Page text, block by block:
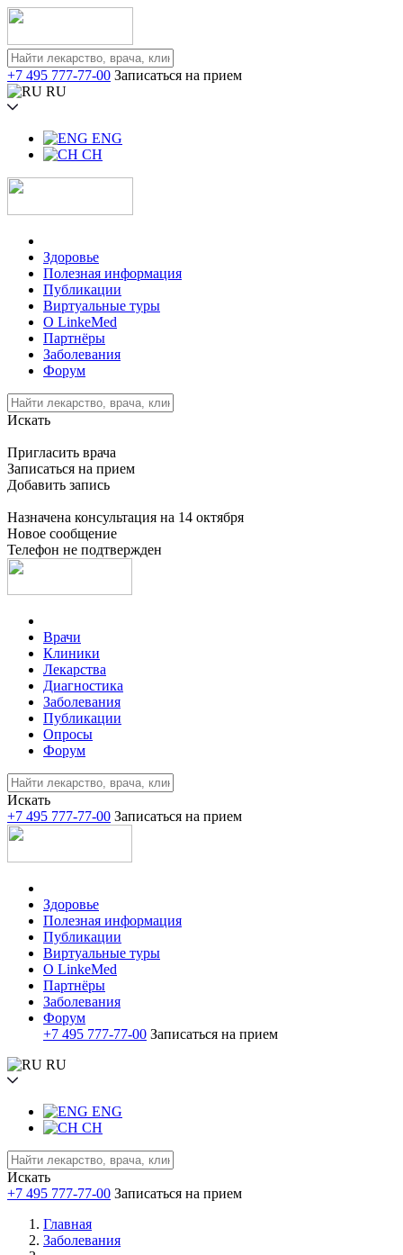
+7 495 777-77-00 Записаться на прием
RU
ENG
CH
Здоровье
Полезная информация
Публикации
Виртуальные туры
О LinkeMed
Партнёры
Заболевания
Форум
Искать
Пригласить врача
Записаться на прием
Добавить запись
Назначена консультация на 14 октября
Новое сообщение
Телефон не подтвержден
Врачи
Клиники
Лекарства
Диагностика
Заболевания
Публикации
Опросы
Форум
Искать
+7 495 777-77-00 Записаться на прием
Здоровье
Полезная информация
Публикации
Виртуальные туры
О LinkeMed
Партнёры
Заболевания
Форум
+7 495 777-77-00 Записаться на прием
RU
ENG
CH
Искать
+7 495 777-77-00 Записаться на прием
Главная
Заболевания